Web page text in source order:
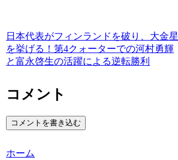
日本代表がフィンランドを破り、大金星
を挙げる！第4クォーターでの河村勇輝
と富永啓生の活躍による逆転勝利
コメント
コメントを書き込む
ホーム